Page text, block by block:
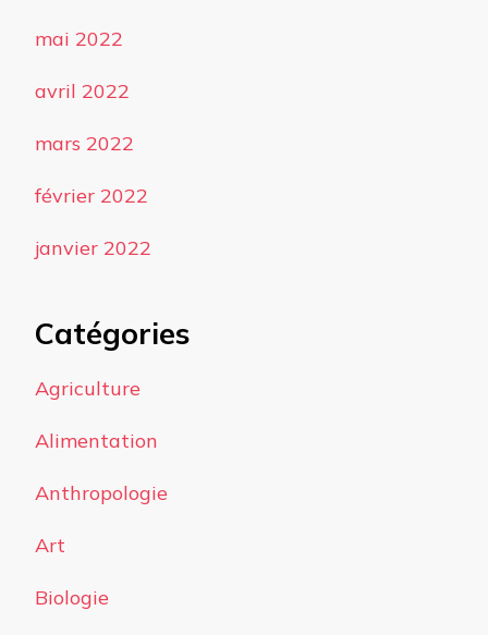
mai 2022
avril 2022
mars 2022
février 2022
janvier 2022
Catégories
Agriculture
Alimentation
Anthropologie
Art
Biologie